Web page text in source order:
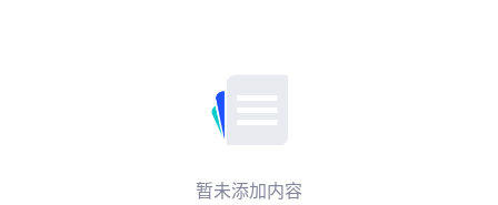
暂未添加内容